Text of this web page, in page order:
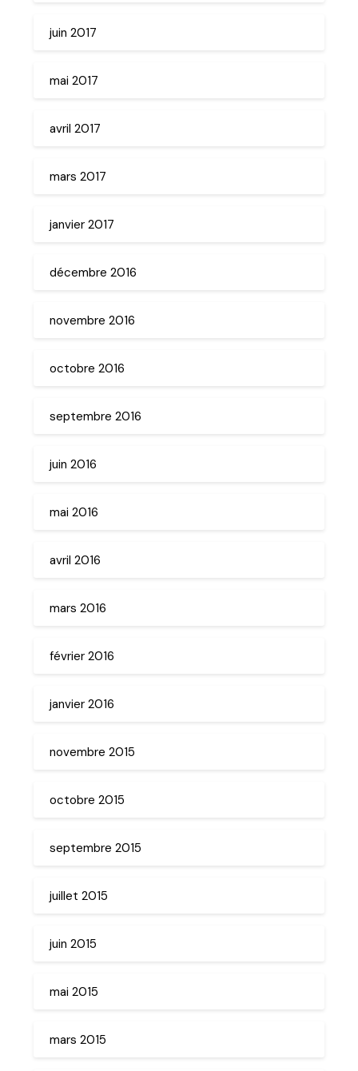
juin 2017
mai 2017
avril 2017
mars 2017
janvier 2017
décembre 2016
novembre 2016
octobre 2016
septembre 2016
juin 2016
mai 2016
avril 2016
mars 2016
février 2016
janvier 2016
novembre 2015
octobre 2015
septembre 2015
juillet 2015
juin 2015
mai 2015
mars 2015